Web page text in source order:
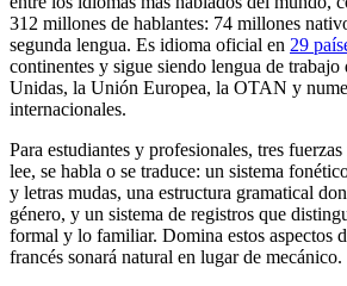
312 millones de hablantes: 74 millones
segunda lengua. Es idioma oficial en 29
continentes y sigue siendo lengua de trabajo
Unidas, la Unión Europea, la OTAN y
internacionales.
Para estudiantes y profesionales, tres
lee, se habla o se traduce: un sistema
y letras mudas, una estructura gramatical
género, y un sistema de registros que
formal y lo familiar. Domina estos aspectos
francés sonará natural en lugar de mecánico.